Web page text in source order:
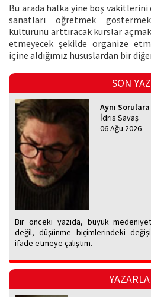
Bu arada halka yine boş
sanatları öğretmek
kültürünü arttıracak kurslar
etmeyecek şekilde organize
içine aldığımız hususlardan bir
SON
Aynı
İdris Savaş
06 Ağu 2026
Bir önceki yazıda, büyük
değil, düşünme biçimlerindeki
ifade etmeye çalıştım.